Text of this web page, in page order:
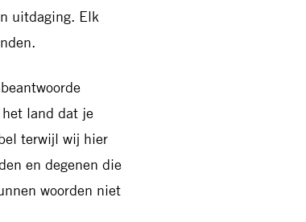
uitdaging. Elk
het land dat je
terwijl wij hier
en degenen die
woorden niet